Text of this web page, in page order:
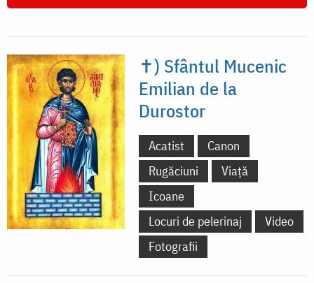
✝) Sfântul Mucenic
Emilian de la
Durostor
Acatist
Canon
Rugăciuni
Viață
Icoane
Locuri de pelerinaj
Video
Fotografii